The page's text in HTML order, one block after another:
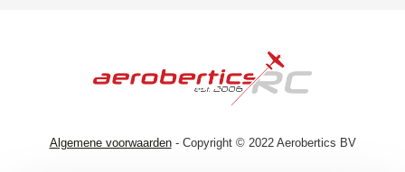
Algemene voorwaarden - Copyright © 2022 Aerobertics BV